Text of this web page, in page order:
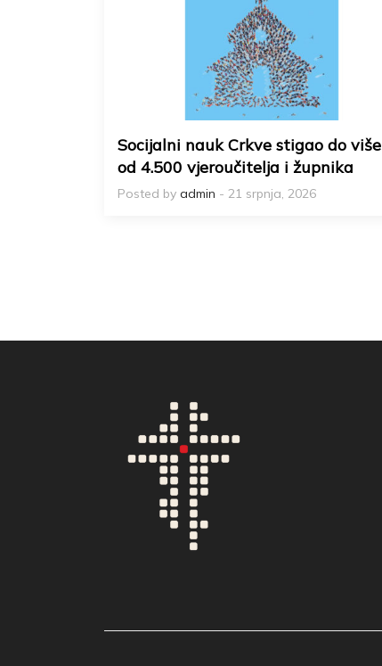
Socijalni nauk Crkve stigao do više
od 4.500 vjeroučitelja i župnika
Posted by admin - 21 srpnja, 2026